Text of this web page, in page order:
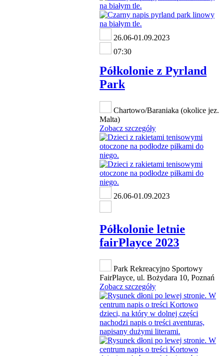
26.06-01.09.2023
07:30
Półkolonie z Pyrland
Park
Chartowo/Baraniaka (okolice jez.
Malta)
Zobacz szczegóły
26.06-01.09.2023
Półkolonie letnie
fairPlayce 2023
Park Rekreacyjno Sportowy
FairPlayce, ul. Bożydara 10, Poznań
Zobacz szczegóły